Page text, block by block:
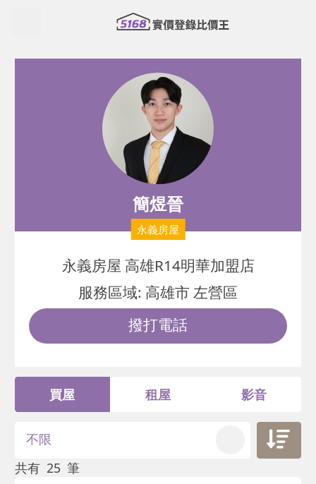
永義房屋
簡煜晉
永義房屋 高雄R14明華加盟店
服務區域: 高雄市 左營區
撥打電話
買屋 租屋 影音
不限
共有 25 筆